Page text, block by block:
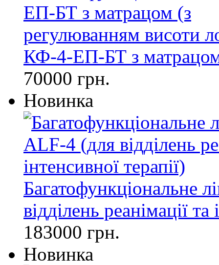
КФ-4-ЕП-БТ з
70000 грн.
Новинка
Багатофункціональне
відділень реанімації та
183000 грн.
Новинка